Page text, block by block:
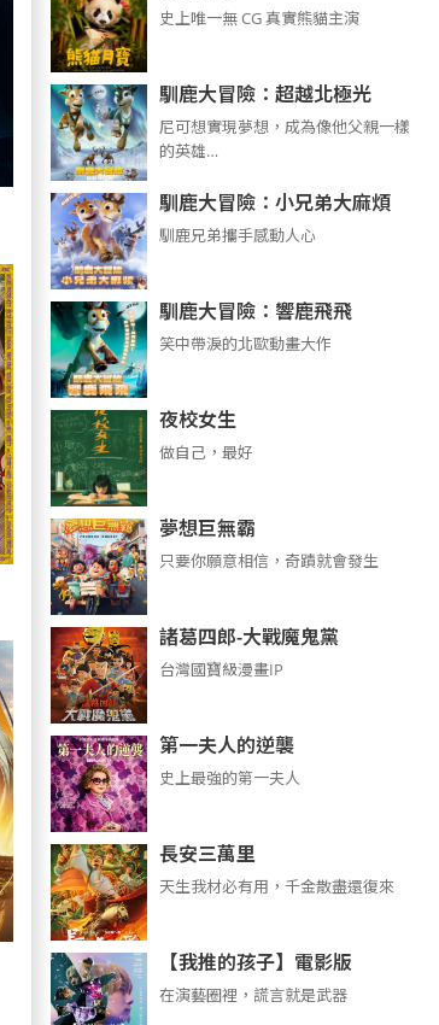
史上唯一無 CG 真實熊貓主演
馴鹿大冒險：超越北極光
尼可想實現夢想，成為像他父親一樣
的英雄…
馴鹿大冒險：小兄弟大麻煩
馴鹿兄弟攜手感動人心
馴鹿大冒險：響鹿飛飛
笑中帶淚的北歐動畫大作
夜校女生
做自己，最好
夢想巨無霸
只要你願意相信，奇蹟就會發生
諸葛四郎-大戰魔鬼黨
台灣國寶級漫畫IP
第一夫人的逆襲
史上最強的第一夫人
長安三萬里
天生我材必有用，千金散盡還復來
【我推的孩子】電影版
在演藝圈裡，謊言就是武器